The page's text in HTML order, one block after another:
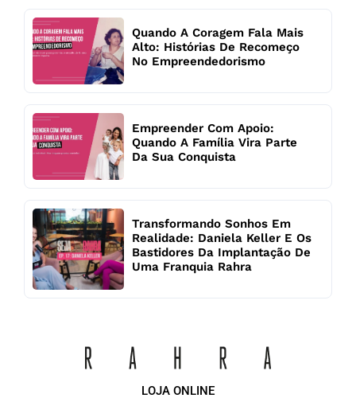
Quando A Coragem Fala Mais
Alto: Histórias De Recomeço
No Empreendedorismo
Empreender Com Apoio:
Quando A Família Vira Parte
Da Sua Conquista
Transformando Sonhos Em
Realidade: Daniela Keller E Os
Bastidores Da Implantação De
Uma Franquia Rahra
LOJA ONLINE